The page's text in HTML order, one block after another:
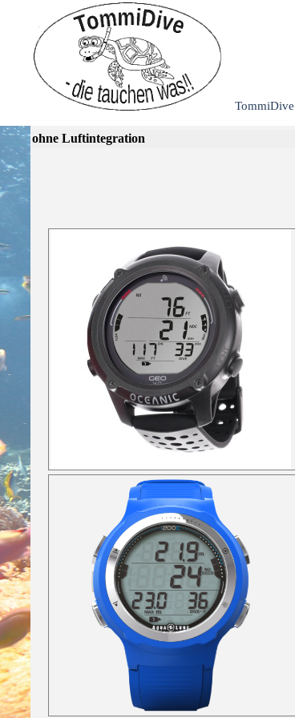
TommiDive
ohne Luftintegration